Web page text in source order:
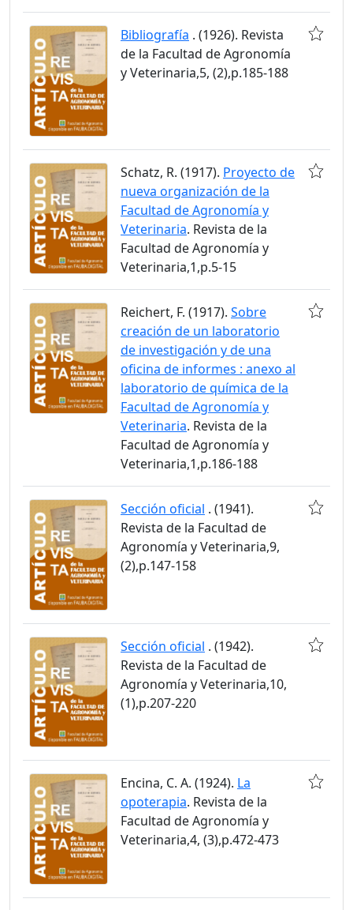
Bibliografía . (1926). Revista
de la Facultad de Agronomía
y Veterinaria,5, (2),p.185-188
Schatz, R. (1917). Proyecto de
nueva organización de la
Facultad de Agronomía y
Veterinaria. Revista de la
Facultad de Agronomía y
Veterinaria,1,p.5-15
Reichert, F. (1917). Sobre
creación de un laboratorio
de investigación y de una
oficina de informes : anexo al
laboratorio de química de la
Facultad de Agronomía y
Veterinaria. Revista de la
Facultad de Agronomía y
Veterinaria,1,p.186-188
Sección oficial . (1941).
Revista de la Facultad de
Agronomía y Veterinaria,9,
(2),p.147-158
Sección oficial . (1942).
Revista de la Facultad de
Agronomía y Veterinaria,10,
(1),p.207-220
Encina, C. A. (1924). La
opoterapia. Revista de la
Facultad de Agronomía y
Veterinaria,4, (3),p.472-473